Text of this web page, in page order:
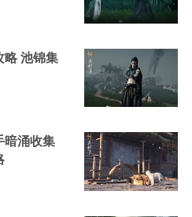
略 池锦集
暗涌收集